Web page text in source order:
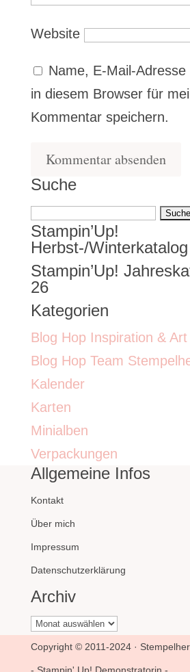
Website
Name, E-Mail-
in diesem Browser für
Kommentar speichern.
Suche
Suchen
nach:
Stampin’Up!
Herbst-/Winterkatalog
Stampin’Up!
26
Kategorien
Blog Hop Inspiration & Art
Blog Hop Team
Kalender
Karten
Minialben
Verpackungen
Allgemeine Infos
Kontakt
Über mich
Impressum
Datenschutzerklärung
Archiv
Archiv
Copyright © 2011-2024 ·